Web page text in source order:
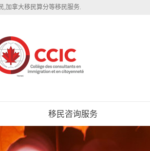
,加拿大移民算分等移民服务.
移民咨询服务